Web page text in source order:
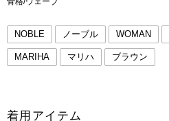
NOBLE ノーブル WOMAN
MARIHA マリハ ブラウン
着用アイテム